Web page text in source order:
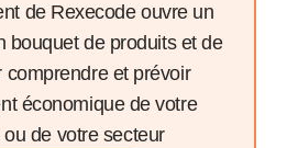
de Rexecode ouvre un
bouquet de produits et de
comprendre et prévoir
économique de votre
de votre secteur